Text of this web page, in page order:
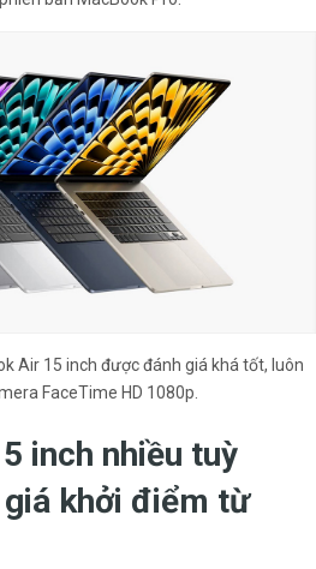
Air 15 inch được đánh giá khá tốt, luôn
FaceTime HD 1080p.
inch nhiều tuỳ
khởi điểm từ